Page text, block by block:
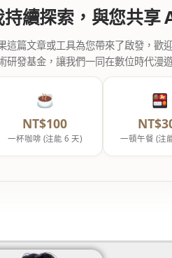
持續探索，與您共享
這篇文章或工具為您帶來了啟發，歡
研發基金，讓我們一同在數位時代漫遊
NT$100
一杯咖啡 (注能 6 天) 一頓午餐 (注